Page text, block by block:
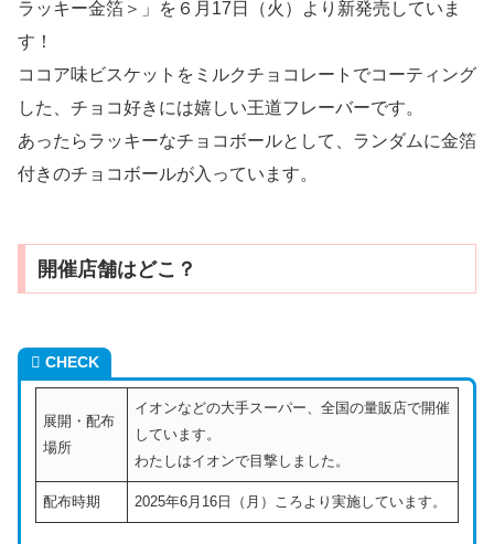
ラッキー金箔＞」を６月17日（火）より新発売していま
す！
ココア味ビスケットをミルクチョコレートでコーティング
した、チョコ好きには嬉しい王道フレーバーです。
あったらラッキーなチョコボールとして、ランダムに金箔
付きのチョコボールが入っています。
開催店舗はどこ？
CHECK
展開・配布
場所
イオンなどの大手スーパー、全国の量販店で開催
しています。
わたしはイオンで目撃しました。
配布時期 2025年6月16日（月）ころより実施しています。